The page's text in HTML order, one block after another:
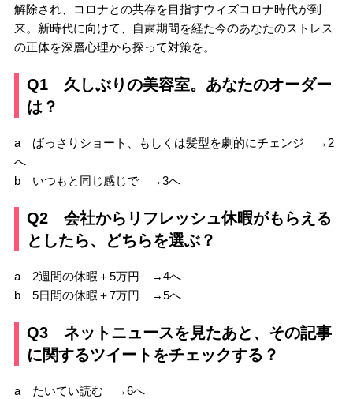
解除され、コロナとの共存を目指すウィズコロナ時代が到
来。新時代に向けて、自粛期間を経た今のあなたのストレス
の正体を深層心理から探って対策を。
Q1 久しぶりの美容室。あなたのオーダー
は？
a ばっさりショート、もしくは髪型を劇的にチェンジ →2
へ
b いつもと同じ感じで →3へ
Q2 会社からリフレッシュ休暇がもらえる
としたら、どちらを選ぶ？
a 2週間の休暇＋5万円 →4へ
b 5日間の休暇＋7万円 →5へ
Q3 ネットニュースを見たあと、その記事
に関するツイートをチェックする？
a たいてい読む →6へ